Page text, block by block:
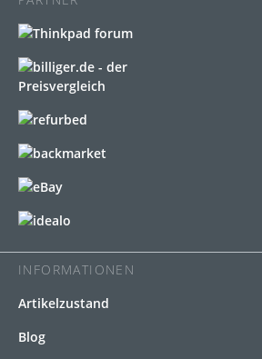
INFORMATIONEN
Artikelzustand
Blog